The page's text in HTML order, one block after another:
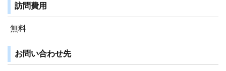
訪問費用
無料
お問い合わせ先